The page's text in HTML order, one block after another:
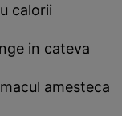
calorii
in cateva
amesteca